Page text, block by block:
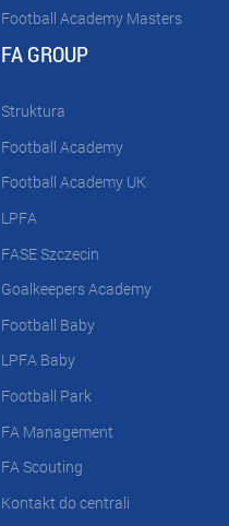
Football Academy Masters
FA GROUP
Struktura
Football Academy
Football Academy UK
LPFA
FASE Szczecin
Goalkeepers Academy
Football Baby
LPFA Baby
Football Park
FA Management
FA Scouting
Kontakt do centrali